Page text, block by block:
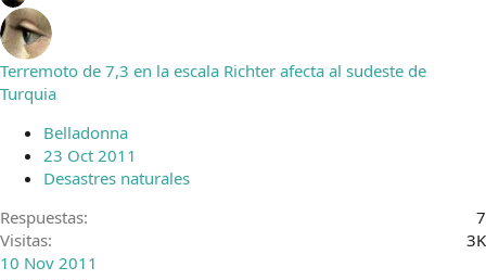
Terremoto de 7,3 en la escala Richter afecta al sudeste de
Turquia
Belladonna
23 Oct 2011
Desastres naturales
Respuestas
7
Visitas
3K
10 Nov 2011